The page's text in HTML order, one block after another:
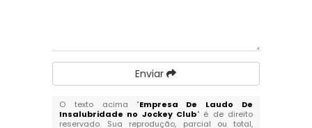
Enviar
O texto acima "Empresa De Laudo De
Insalubridade no Jockey Club" é de direito
reservado. Sua reprodução, parcial ou total,